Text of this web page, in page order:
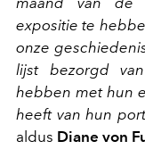
expositie te
onze
lijst bezorgd
hebben met hun
heeft van hun
aldus Diane von